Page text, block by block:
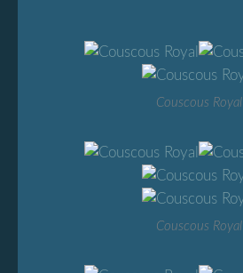
Couscous Royal
Couscous Royal